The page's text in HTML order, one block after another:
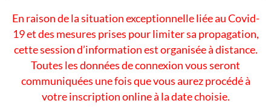
En raison de la situation exceptionnelle liée au Covid-
19 et des mesures prises pour limiter sa propagation,
cette session d’information est organisée à distance.
Toutes les données de connexion vous seront
communiquées une fois que vous aurez procédé à
votre inscription online à la date choisie.